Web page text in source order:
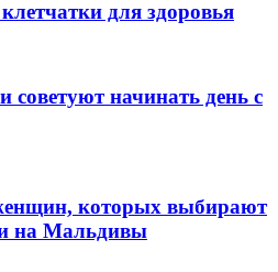
для здоровья
начинать день с
которых выбирают
на Мальдивы